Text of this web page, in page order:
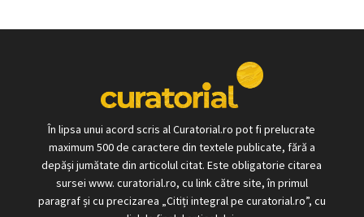
În lipsa unui acord scris al Curatorial.ro pot fi prelucrate
maximum 500 de caractere din textele publicate, fără a
depăși jumătate din articolul citat. Este obligatorie citarea
sursei www. curatorial.ro, cu link către site, în primul
paragraf și cu precizarea „Citiți integral pe curatorial.ro”, cu